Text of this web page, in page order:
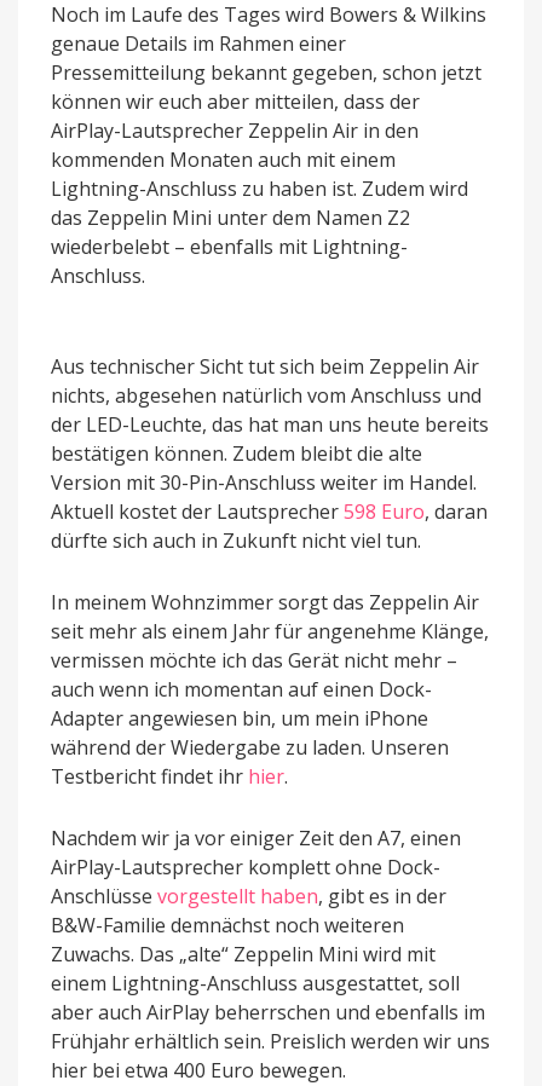
Noch im Laufe des Tages wird Bowers & Wilkins
genaue Details im Rahmen einer
Pressemitteilung bekannt gegeben, schon jetzt
können wir euch aber mitteilen, dass der
AirPlay-Lautsprecher Zeppelin Air in den
kommenden Monaten auch mit einem
Lightning-Anschluss zu haben ist. Zudem wird
das Zeppelin Mini unter dem Namen Z2
wiederbelebt – ebenfalls mit Lightning-
Anschluss.
Aus technischer Sicht tut sich beim Zeppelin Air
nichts, abgesehen natürlich vom Anschluss und
der LED-Leuchte, das hat man uns heute bereits
bestätigen können. Zudem bleibt die alte
Version mit 30-Pin-Anschluss weiter im Handel.
Aktuell kostet der Lautsprecher598 Euro, daran
dürfte sich auch in Zukunft nicht viel tun.
In meinem Wohnzimmer sorgt das Zeppelin Air
seit mehr als einem Jahr für angenehme Klänge,
vermissen möchte ich das Gerät nicht mehr –
auch wenn ich momentan auf einen Dock-
Adapter angewiesen bin, um mein iPhone
während der Wiedergabe zu laden. Unseren
Testbericht findet ihr hier.
Nachdem wir ja vor einiger Zeit den A7, einen
AirPlay-Lautsprecher komplett ohne Dock-
Anschlüsse vorgestellt haben, gibt es in der
B&W-Familie demnächst noch weiteren
Zuwachs. Das „alte“ Zeppelin Mini wird mit
einem Lightning-Anschluss ausgestattet, soll
aber auch AirPlay beherrschen und ebenfalls im
Frühjahr erhältlich sein. Preislich werden wir uns
hier bei etwa 400 Euro bewegen.